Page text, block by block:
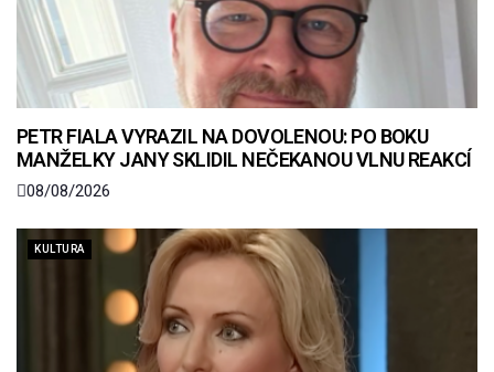
PETR FIALA VYRAZIL NA DOVOLENOU: PO BOKU
MANŽELKY JANY SKLIDIL NEČEKANOU VLNU REAKCÍ
08/08/2026
KULTURA